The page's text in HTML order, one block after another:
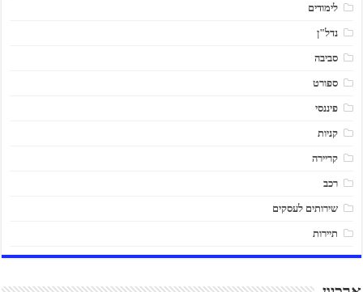
לימודים
נדל"ן
סביבה
ספורט
פיננסי
קניות
קריירה
רכב
שירותים לעסקים
תיירות